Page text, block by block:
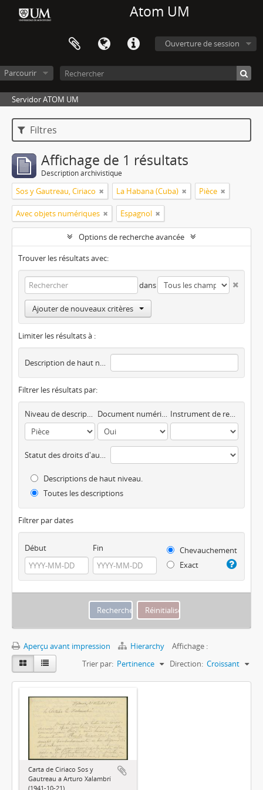
Atom UM
Ouverture de session
Parcourir
Servidor ATOM UM
Filtres
Affichage de 1 résultats
Description archivistique
Sos y Gautreau, Ciriaco La Habana (Cuba) Pièce
Avec objets numériques Espagnol
Options de recherche avancée
Trouver les résultats avec:
dans
Ajouter de nouveaux critères
Limiter les résultats à :
Description de haut niveau
Filtrer les résultats par:
Niveau de description Document numérique disponible Instrument de recherche
Statut des droits d'auteur
Descriptions de haut niveau.
Toutes les descriptions
Filtrer par dates
Début Fin
Chevauchement
Exact
Aperçu avant impression Hierarchy
Affichage :
Trier par: Pertinence Direction: Croissant
Carta de Ciriaco Sos y
Gautreau a Arturo Xalambrí
(1941-10-21)